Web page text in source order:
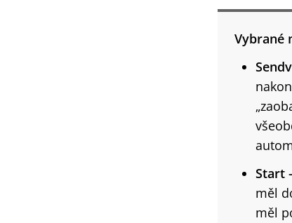
Vybrané
Start
měl
měl